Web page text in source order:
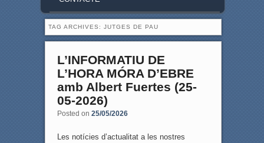
TAG ARCHIVES: JUTGES DE PAU
L’INFORMATIU DE
L’HORA MÓRA D’EBRE
amb Albert Fuertes (25-
05-2026)
Posted on 25/05/2026
Les notícies d’actualitat a les nostres